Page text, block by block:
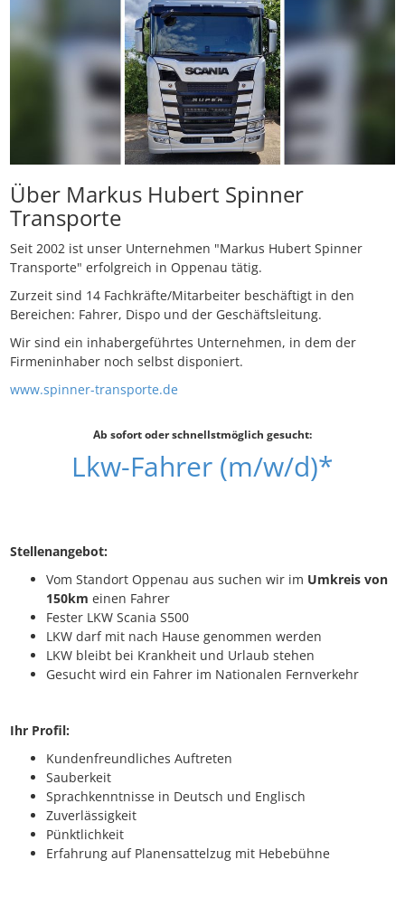
Über Markus Hubert Spinner
Transporte
Seit 2002 ist unser Unternehmen "Markus Hubert Spinner
Transporte" erfolgreich in Oppenau tätig.
Zurzeit sind 14 Fachkräfte/Mitarbeiter beschäftigt in den
Bereichen: Fahrer, Dispo und der Geschäftsleitung.
Wir sind ein inhabergeführtes Unternehmen, in dem der
Firmeninhaber noch selbst disponiert.
www.spinner-transporte.de
Ab sofort oder schnellstmöglich gesucht:
Lkw-Fahrer (m/w/d)*
Stellenangebot:
Vom Standort Oppenau aus suchen wir im Umkreis von
150km einen Fahrer
Fester LKW Scania S500
LKW darf mit nach Hause genommen werden
LKW bleibt bei Krankheit und Urlaub stehen
Gesucht wird ein Fahrer im Nationalen Fernverkehr
Ihr Profil:
Kundenfreundliches Auftreten
Sauberkeit
Sprachkenntnisse in Deutsch und Englisch
Zuverlässigkeit
Pünktlichkeit
Erfahrung auf Planensattelzug mit Hebebühne